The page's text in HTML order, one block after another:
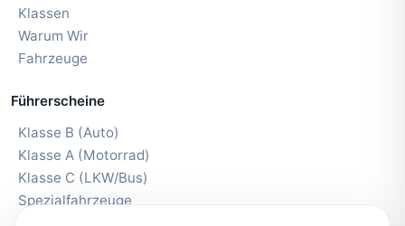
Klassen
Warum Wir
Fahrzeuge
Führerscheine
Klasse B (Auto)
Klasse A (Motorrad)
Klasse C (LKW/Bus)
Spezialfahrzeuge